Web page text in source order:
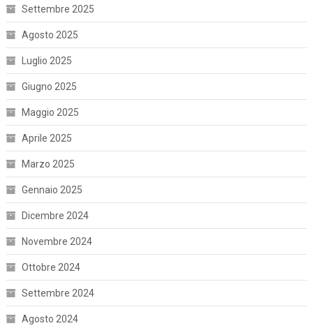
Settembre 2025
Agosto 2025
Luglio 2025
Giugno 2025
Maggio 2025
Aprile 2025
Marzo 2025
Gennaio 2025
Dicembre 2024
Novembre 2024
Ottobre 2024
Settembre 2024
Agosto 2024